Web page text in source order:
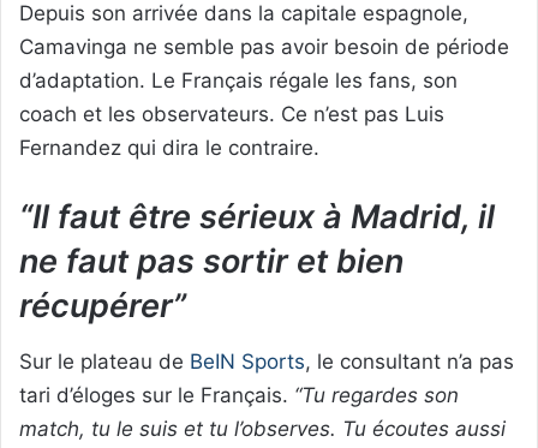
Depuis son arrivée dans la capitale espagnole,
Camavinga ne semble pas avoir besoin de période
d’adaptation. Le Français régale les fans, son
coach et les observateurs. Ce n’est pas Luis
Fernandez qui dira le contraire.
“Il faut être sérieux à Madrid, il
ne faut pas sortir et bien
récupérer”
Sur le plateau de BeIN Sports, le consultant n’a pas
tari d’éloges sur le Français. “Tu regardes son
match, tu le suis et tu l’observes. Tu écoutes aussi